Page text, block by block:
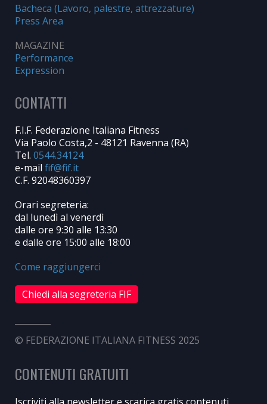
Bacheca (Lavoro, palestre, attrezzature)
Press Area
MAGAZINE
Performance
Expression
CONTATTI
F.I.F. Federazione Italiana Fitness
Via Paolo Costa,2 - 48121 Ravenna (RA)
Tel. 0544.34124
e-mail
C.F. 92048360397
Orari segreteria:
dal lunedì al venerdì
dalle ore 9:30 alle 13:30
e dalle ore 15:00 alle 18:00
Come raggiungerci
Chiedi alla segreteria FIF
© FEDERAZIONE ITALIANA FITNESS 2025
CONTENUTI GRATUITI